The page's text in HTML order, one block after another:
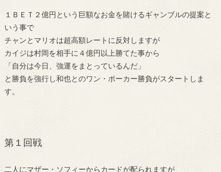
１ＢＥＴ２億円という巨額なお金を賭けるギャンブルの提案と
いう事で
チャンとマリオは超高額レートに反対しますが
カイジは村岡を相手に４億円以上勝てた事から
「自分は今日、強運をまとっているんだ」
と勝負を強行し和也とのワン・ポーカー勝負がスタートしま
す。
第１回戦
二人にマザー・ソフィーからカードが配られますが